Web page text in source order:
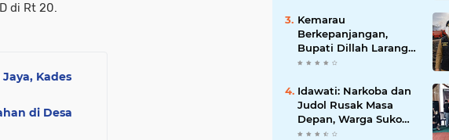
di Rt 20.
Kades
di Desa
Kemarau
Berkepanjangan,
Bupati Dillah Larang
Camat Tinggalkan
Hadapi Karhutla dan
Kebakaran
Permukiman
Idawati: Narkoba dan
Judol Rusak Masa
Depan, Warga Suko
Awin Jaya Diminta